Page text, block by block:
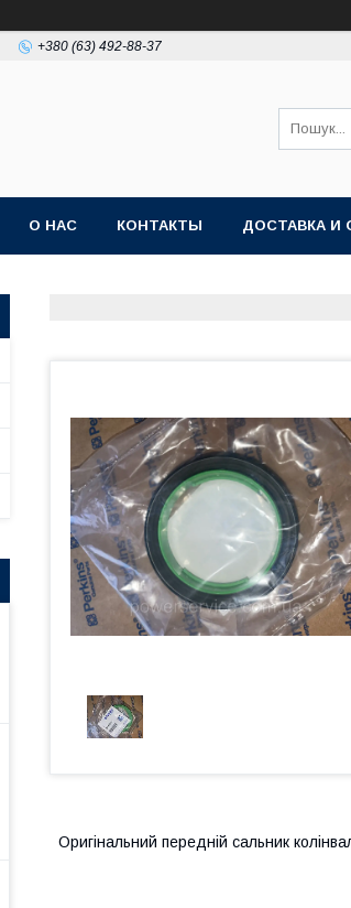
+380 (63) 492-88-37
О НАС КОНТАКТЫ ДОСТАВКА И
Оригінальний передній сальник